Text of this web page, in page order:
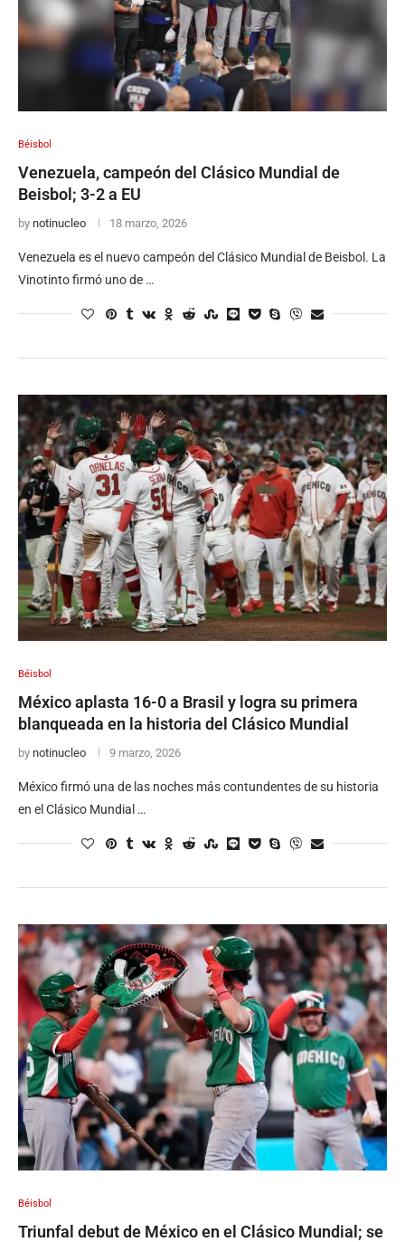
Béisbol
Venezuela, campeón del Clásico Mundial de
Beisbol; 3-2 a EU
by notinucleo 18 marzo, 2026
Venezuela es el nuevo campeón del Clásico Mundial de Beisbol. La
Vinotinto firmó uno de …
Béisbol
México aplasta 16-0 a Brasil y logra su primera
blanqueada en la historia del Clásico Mundial
by notinucleo 9 marzo, 2026
México firmó una de las noches más contundentes de su historia
en el Clásico Mundial …
Béisbol
Triunfal debut de México en el Clásico Mundial; se